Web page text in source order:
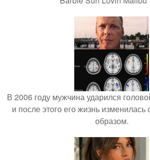
В 2006 году мужчина ударился
и после этого его жизнь
образом.